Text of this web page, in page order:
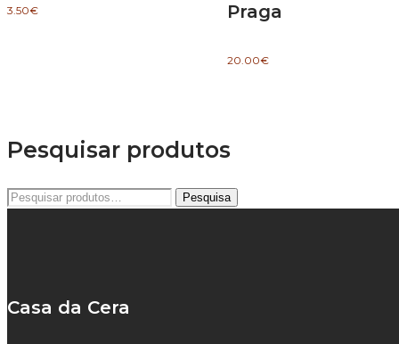
3.50€
Praga
20.00€
Pesquisar produtos
Pesquisar
Pesquisa
Casa da Cera